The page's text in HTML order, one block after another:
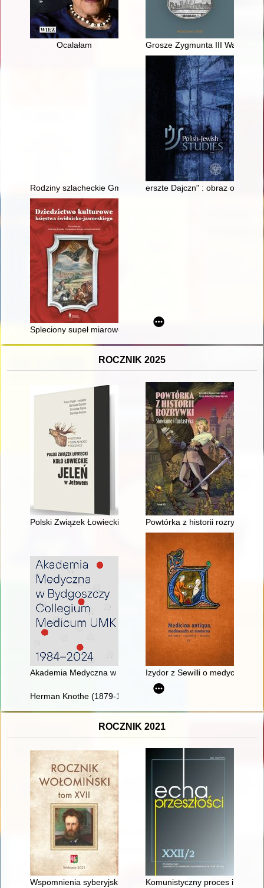
Ocalałam Grosze Zygmunta III Wazy z
Rodziny szlacheckie Gminy Zambrówerszte Dajczn" : obraz
Spleciony supeł miarowo / Drga na poprzecznej belce / Nad
ROCZNIK 2025
Polski Związek Łowiecki : Koło Łowieckie "Jeleń" w Jeżowem
Powtórka z historii rozrywki :
Akademia Medyczna w Bydgoszczy Collegium Medicum UMK
Izydor z Sewilli o medycynie
Herman Knothe (1879-1961) : twórca historii polskiego
ROCZNIK 2021
Wspomnienia syberyjskie : relacje sióstr Krystyny Karkowskiej
Komunistyczny proces i